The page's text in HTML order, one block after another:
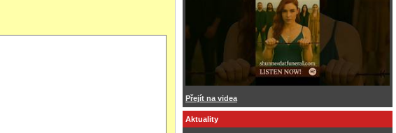
Přejít na videa
Aktuality